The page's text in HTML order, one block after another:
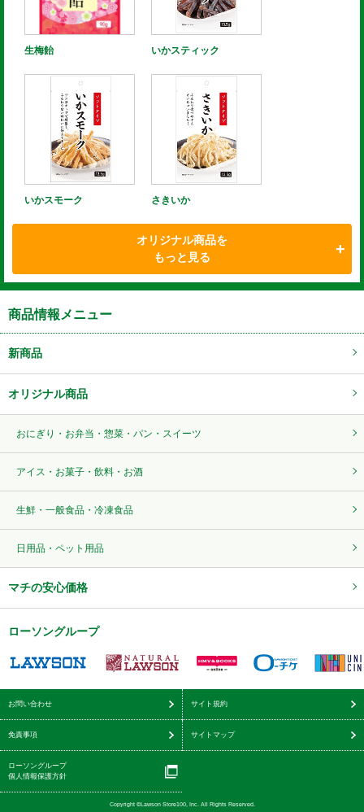
生梅飴 いかスティック
いかスモーク さきいか
オリジナル商品を
もっと見る
商品情報メニュー
新商品
オリジナル商品
おにぎり・お弁当・惣菜・パン・スイーツ
アイス・お菓子・飲料・お酒
生鮮・一般食品・冷凍食品
日用品・ペット用品
マチの安心価格
ローソングループ
お問い合わせ サイト規約
免責事項 サイトマップ
ローソングループ
個人情報保護方針
Copyright ©Lawson Store100, Inc. All Rights Reserved.